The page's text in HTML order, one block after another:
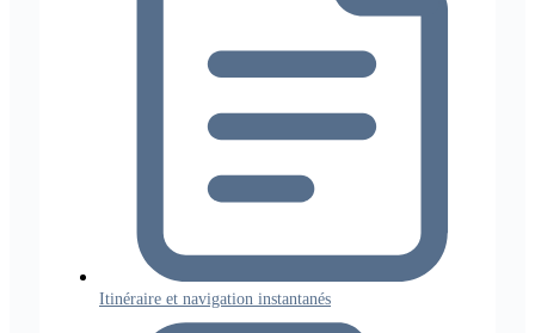
Itinéraire et navigation instantanés